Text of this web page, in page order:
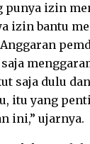
punya izin
izin bantu
saja dulu
itu yang
ini,” ujarnya.